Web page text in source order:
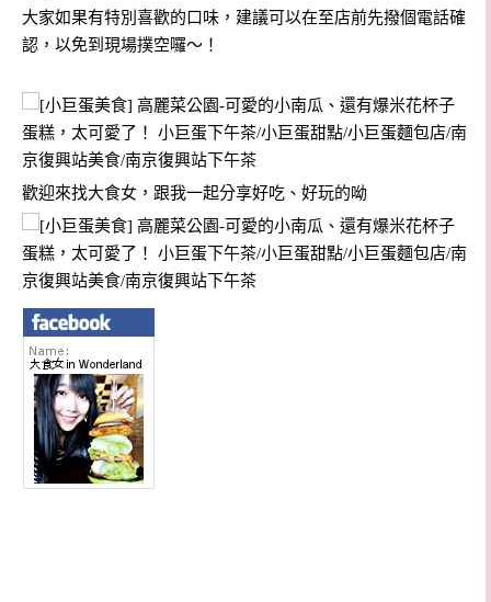
大家如果有特別喜歡的口味，建議可以在至店前先撥個電話確
認，以免到現場撲空囉～！
歡迎來找大食女，跟我一起分享好吃、好玩的呦